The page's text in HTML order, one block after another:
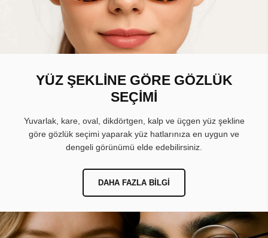
YÜZ ŞEKLİNE GÖRE GÖZLÜK
SEÇİMİ
Yuvarlak, kare, oval, dikdörtgen, kalp ve üçgen yüz şekline
göre gözlük seçimi yaparak yüz hatlarınıza en uygun ve
dengeli görünümü elde edebilirsiniz.
DAHA FAZLA BILGI